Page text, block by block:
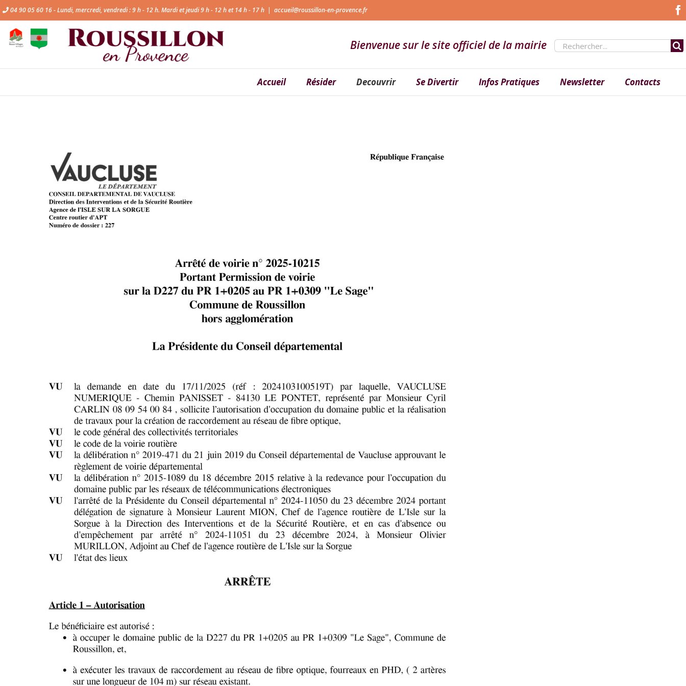
Passer
au
contenu
04 90 05 60 16 - Lundi, mercredi, vendredi : 9 h - 12 h. Mardi et jeudi 9 h - 12 h et 14 h - 17 h | accueil@roussillon-en-provence.fr
Bienvenue sur le site officiel de la mairie Rechercher:
Accueil Résider Decouvrir Se Divertir Infos Pratiques Newsletter Contacts